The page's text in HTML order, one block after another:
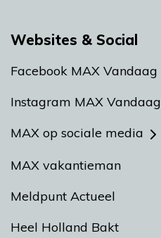
Websites & Social
Facebook MAX Vandaag
Instagram MAX Vandaag
MAX op sociale media
MAX vakantieman
Meldpunt Actueel
Heel Holland Bakt